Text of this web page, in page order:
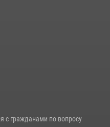
правопорядок во время
с гражданами по вопросу